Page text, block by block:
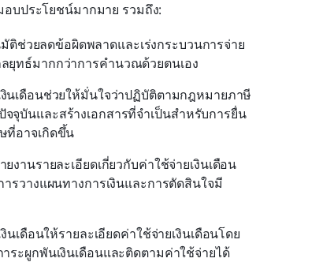
บประโยชน์มากมาย รวมถึง:
ช่วยลดข้อผิดพลาดและเร่งกระบวนการจ่าย
ยุทธ์มากกว่าการคำนวณด้วยตนเอง
นเดือนช่วยให้มั่นใจว่าปฏิบัติตามกฎหมายภาษี
จุบันและสร้างเอกสารที่จำเป็นสำหรับการยื่น
ที่อาจเกิดขึ้น
งานรายละเอียดเกี่ยวกับค่าใช้จ่ายเงินเดือน
รวางแผนทางการเงินและการตัดสินใจมี
นเดือนให้รายละเอียดค่าใช้จ่ายเงินเดือนโดย
ระผูกพันเงินเดือนและติดตามค่าใช้จ่ายได้